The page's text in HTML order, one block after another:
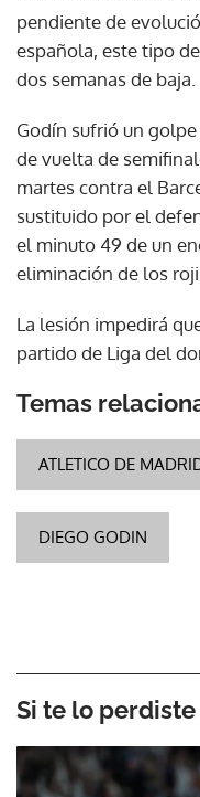
pendiente de
española, este tipo
dos semanas de baja.
Godín sufrió un
de vuelta de
martes contra el
sustituido por el
el minuto 49 de un
eliminación de los
La lesión impedirá
partido de Liga del
Temas
ATLETICO DE
DIEGO GODIN
Si te lo perdiste